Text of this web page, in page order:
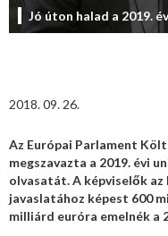
Jó úton halad a 2019.
2018. 09. 26.
Az Európai Parlament
megszavazta a 2019. évi
olvasatát. A képviselők
javaslatához képest 600
milliárd euróra emelnék a